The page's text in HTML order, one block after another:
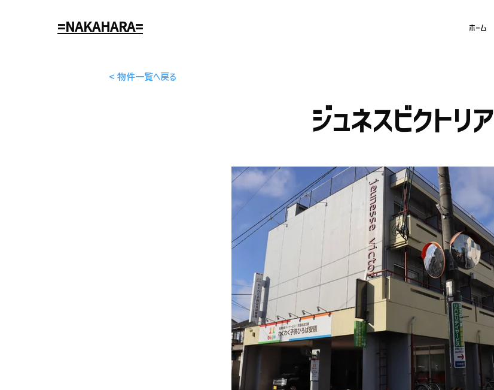
=NAKAHARA= ホーム
< 物件一覧へ戻る
ジュネスビクトリア